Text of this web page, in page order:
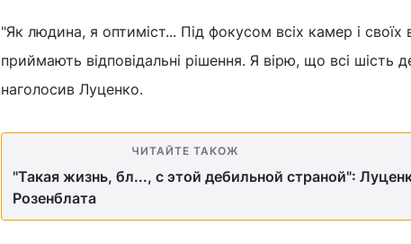
"Як людина, я оптиміст... Під фокусом всіх камер і своїх
приймають відповідальні рішення. Я вірю, що всі шість
наголосив Луценко.
ЧИТАЙТЕ ТАКОЖ
"Такая жизнь, бл..., с этой дебильной страной":
Розенблата